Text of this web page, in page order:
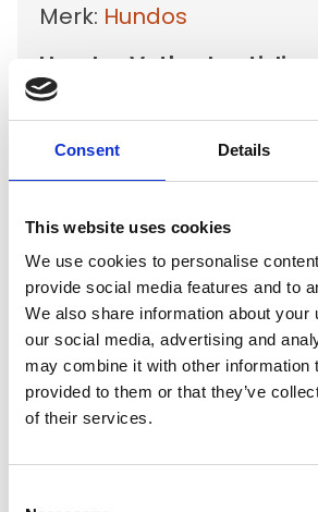
Consent Details
This website uses cookies
We use cookies to personalise
provide social media features and to
We also share information about your
our social media, advertising and
may combine it with other information
provided to them or that they’ve
of their services.
Merk: Hundos
Hundos Vetbed antislip
150cm breed, beige 2
€31,95
Voor 15.00 uur besteld
Gratis verzending vanaf
Verzending €5,95 Nederland
Verzending €7,95 België
In winkelwagen